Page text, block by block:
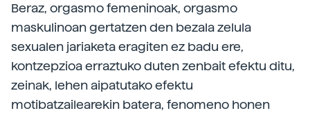
Beraz, orgasmo femeninoak, orgasmo
maskulinoan gertatzen den bezala zelula
sexualen jariaketa eragiten ez badu ere,
kontzepzioa erraztuko duten zenbait efektu ditu,
zeinak, lehen aipatutako efektu
motibatzailearekin batera, fenomeno honen